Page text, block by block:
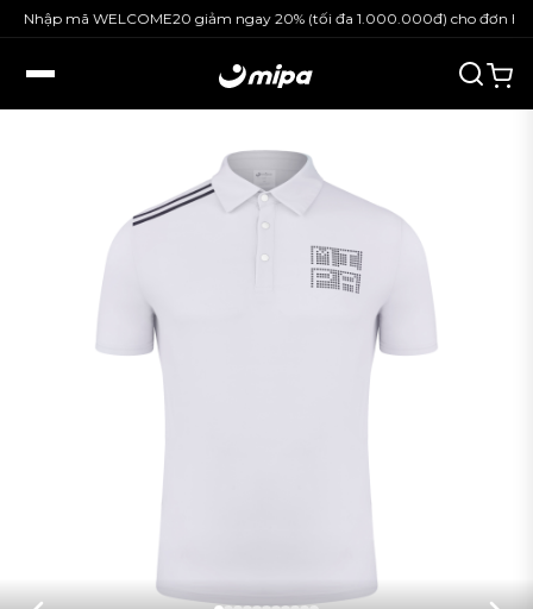
Nhập mã WELCOME20 giảm ngay 20% (tối đa 1.000.000đ) cho đơn